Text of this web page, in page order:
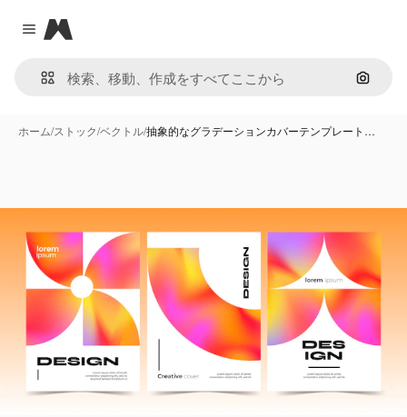
Close menu
Magnific
画像で
ホーム/ストック/ベクトル/抽象的なグラデーションカバーテンプレート…